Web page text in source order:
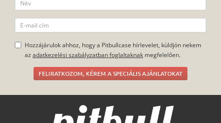
Hozzájárulok ahhoz, hogy a Pitbullcase hírlevelet, küldjön nekem
az adatkezelési szabályzatban foglaltaknak megfelelően.
FELIRATKOZOM, KÉREM A SPECIÁLIS AJÁNLATOKAT